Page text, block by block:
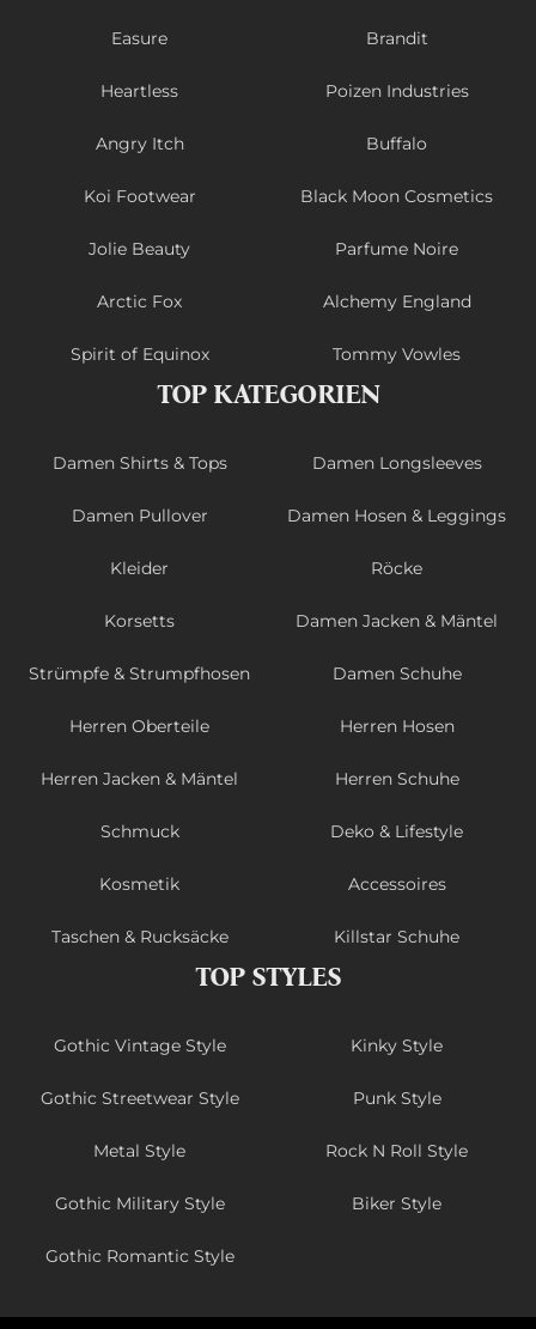
Easure Brandit
Heartless Poizen Industries
Angry Itch Buffalo
Koi Footwear Black Moon Cosmetics
Jolie Beauty Parfume Noire
Arctic Fox Alchemy England
Spirit of Equinox Tommy Vowles
TOP KATEGORIEN
Damen Shirts & Tops Damen Longsleeves
Damen Pullover Damen Hosen & Leggings
Kleider Röcke
Korsetts Damen Jacken & Mäntel
Strümpfe & Strumpfhosen Damen Schuhe
Herren Oberteile Herren Hosen
Herren Jacken & Mäntel Herren Schuhe
Schmuck Deko & Lifestyle
Kosmetik Accessoires
Taschen & Rucksäcke Killstar Schuhe
TOP STYLES
Gothic Vintage Style Kinky Style
Gothic Streetwear Style Punk Style
Metal Style Rock N Roll Style
Gothic Military Style Biker Style
Gothic Romantic Style